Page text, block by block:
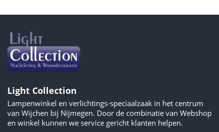
Light Collection
Lampenwinkel en verlichtings-speciaalzaak in het centrum
van Wijchen bij Nijmegen. Door de combinatie van Webshop
en winkel kunnen we service gericht klanten helpen.